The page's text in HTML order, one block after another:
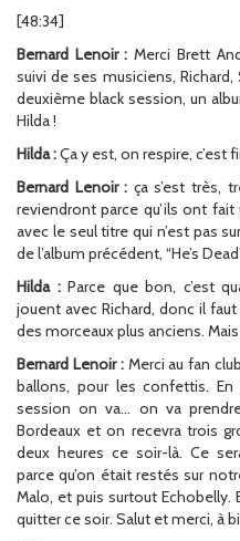
[48:34]
Bernard Lenoir :Merci Brett
suivi de ses musiciens,
deuxième black session, un
Hilda !
Hilda :Ça y est, on respire, c’est
Bernard Lenoir : ça s’est très,
reviendront parce qu’ils ont fait
avec le seul titre qui n’est pas
de l’album précédent, “He’s
Hilda :Parce que bon, c’est
jouent avec Richard, donc il
des morceaux plus anciens.
Bernard Lenoir : Merci au fan
ballons, pour les confettis.
session on va… on va
Bordeaux et on recevra trois
deux heures ce soir-là. Ce
parce qu’on était restés sur
Malo, et puis surtout Echobelly.
quitter ce soir. Salut et merci, à